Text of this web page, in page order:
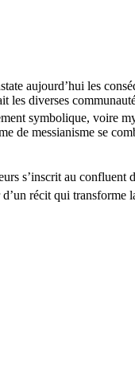
aujourd’hui les
diverses
symbolique, voire
messianisme se
s’inscrit au
récit qui